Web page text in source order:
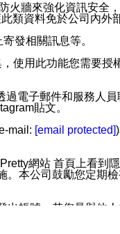
牆來強化資訊安全
類資料免於公司內外
發相關訊息等。
使用此功能您需要
電子郵件和服務人
貼文。
mail: [email protected]
網站 首頁上看到
本公司鼓勵您定期
帳號。若您是與他